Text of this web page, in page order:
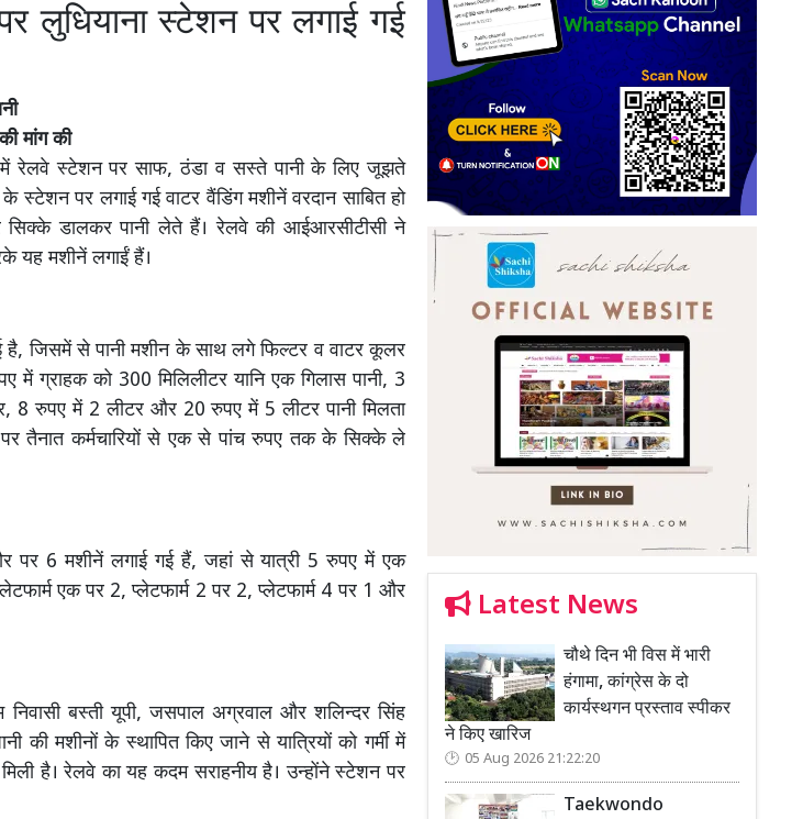
लुधियाना स्टेशन पर लगाई गई
मांग की
में रेलवे स्टेशन पर साफ, ठंडा व सस्ते पानी के लिए जूझते
स्टेशन पर लगाई गई वाटर वैंडिंग मशीनें वरदान साबित हो
सिक्के डालकर पानी लेते हैं। रेलवे की आईआरसीटीसी ने
यह मशीनें लगाईं हैं।
है, जिसमें से पानी मशीन के साथ लगे फिल्टर व वाटर कूलर
ग्राहक को 300 मिलिलीटर यानि एक गिलास पानी, 3
रुपए में 2 लीटर और 20 रुपए में 5 लीटर पानी मिलता
तैनात कर्मचारियों से एक से पांच रुपए तक के सिक्के ले
पर 6 मशीनें लगाई गई हैं, जहां से यात्री 5 रुपए में एक
एक पर 2, प्लेटफार्म 2 पर 2, प्लेटफार्म 4 पर 1 और
निवासी बस्ती यूपी, जसपाल अग्रवाल और शलिन्दर सिंह
मशीनों के स्थापित किए जाने से यात्रियों को गर्मी में
है। रेलवे का यह कदम सराहनीय है। उन्होंने स्टेशन पर
Latest News
चौथे दिन भी विस में भारी
हंगामा, कांग्रेस के दो
कार्यस्थगन प्रस्ताव स्पीकर
ने किए खारिज
05 Aug 2026 21:22:20
Taekwondo